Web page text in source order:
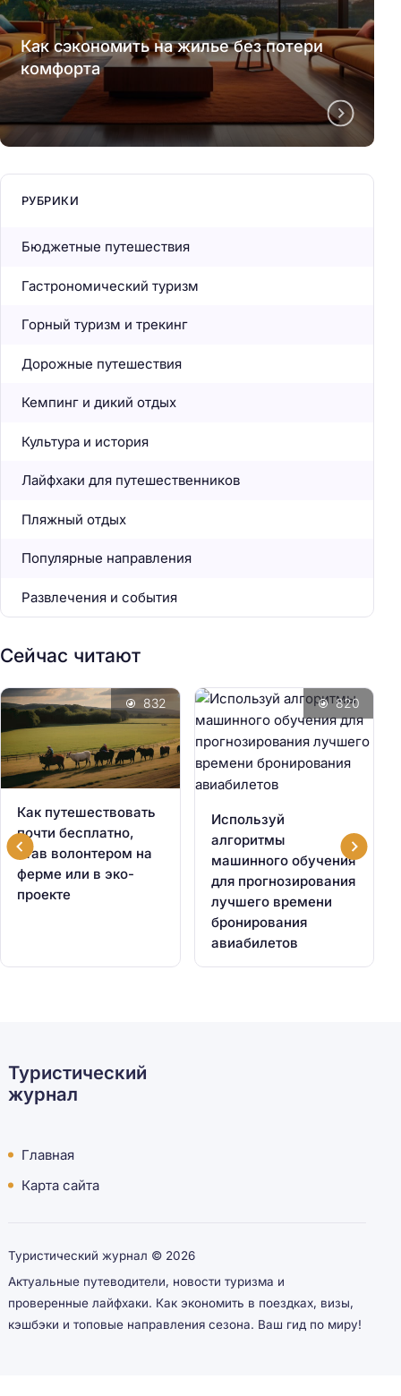
Как сэкономить на жилье без потери
комфорта
РУБРИКИ
Бюджетные путешествия
Гастрономический туризм
Горный туризм и трекинг
Дорожные путешествия
Кемпинг и дикий отдых
Культура и история
Лайфхаки для путешественников
Пляжный отдых
Популярные направления
Развлечения и события
Сейчас читают
Как путешествовать
почти бесплатно,
став волонтером на
ферме или в эко-
проекте
832
Используй
алгоритмы
машинного обучения
для прогнозирования
лучшего времени
бронирования
авиабилетов
820
Туристический
журнал
Главная
Карта сайта
Туристический журнал © 2026
Актуальные путеводители, новости туризма и
проверенные лайфхаки. Как экономить в поездках, визы,
кэшбэки и топовые направления сезона. Ваш гид по миру!